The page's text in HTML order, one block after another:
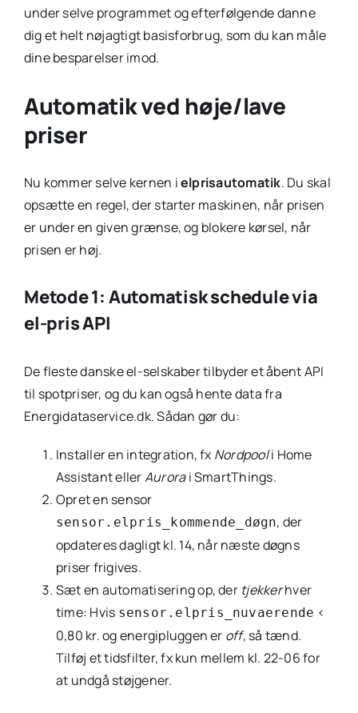
under selve programmet og efterfølgende danne
dig et helt nøjagtigt basisforbrug, som du kan måle
dine besparelser imod.
Automatik ved høje/lave
priser
Nu kommer selve kernen ielprisautomatik. Du skal
opsætte en regel, der starter maskinen, når prisen
er under en given grænse, og blokere kørsel, når
prisen er høj.
Metode 1: Automatisk schedule via
el-pris API
De fleste danske el-selskaber tilbyder et åbent API
til spotpriser, og du kan også hente data fra
Energidataservice.dk. Sådan gør du:
Installer en integration, fx Nordpooli Home
Assistant ellerAurorai SmartThings.
Opret en sensor
sensor.elpris_kommende_døgn, der
opdateres dagligt kl. 14, når næste døgns
priser frigives.
Sæt en automatisering op, der tjekkerhver
time: Hvis sensor.elpris_nuvaerende <
0,80 kr. og energipluggen er off, så tænd.
Tilføj et tidsfilter, fx kun mellem kl. 22-06 for
at undgå støjgener.